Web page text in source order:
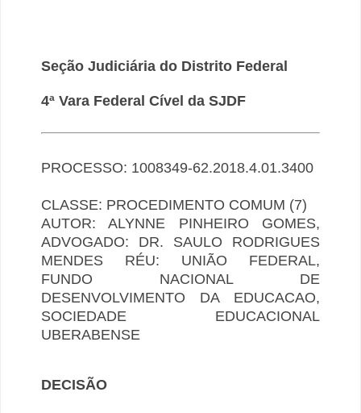
Seção Judiciária do Distrito Federal
4ª Vara Federal Cível da SJDF
PROCESSO: 1008349-62.2018.4.01.3400
CLASSE: PROCEDIMENTO COMUM (7)
AUTOR: ALYNNE PINHEIRO GOMES,
ADVOGADO: DR. SAULO RODRIGUES
MENDES RÉU: UNIÃO FEDERAL,
FUNDO NACIONAL DE
DESENVOLVIMENTO DA EDUCACAO,
SOCIEDADE EDUCACIONAL
UBERABENSE
DECISÃO